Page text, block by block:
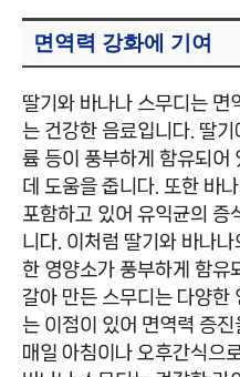
면역력 강화에 기여
딸기와 바나나 스무디는 면
는 건강한 음료입니다. 딸
륨 등이 풍부하게 함유되어
데 도움을 줍니다. 또한 바
포함하고 있어 유익균의 증
니다. 이처럼 딸기와 바나
한 영양소가 풍부하게 함유
갈아 만든 스무디는 다양한
는 이점이 있어 면역력 증
매일 아침이나 오후간식으